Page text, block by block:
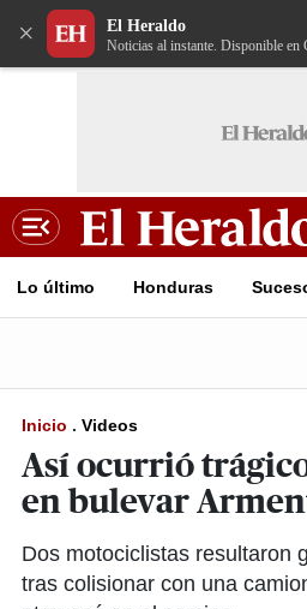
× El Heraldo
Noticias al instante. Disponible en
Lo último Honduras
Inicio . Videos
Así ocurrió
en bulevar
Dos motociclistas resultaron
tras colisionar con una